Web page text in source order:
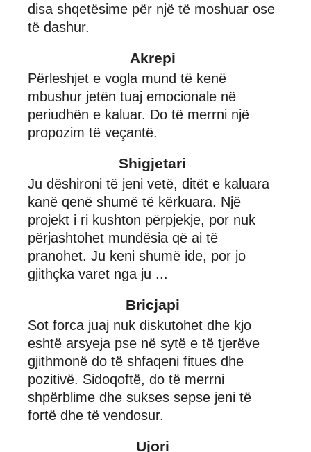
disa shqetësime për një të moshuar ose
të dashur.
Akrepi
Përleshjet e vogla mund të kenë
mbushur jetën tuaj emocionale në
periudhën e kaluar. Do të merrni një
propozim të veçantë.
Shigjetari
Ju dëshironi të jeni vetë, ditët e kaluara
kanë qenë shumë të kërkuara. Një
projekt i ri kushton përpjekje, por nuk
përjashtohet mundësia që ai të
pranohet. Ju keni shumë ide, por jo
gjithçka varet nga ju ...
Bricjapi
Sot forca juaj nuk diskutohet dhe kjo
eshtë arsyeja pse në sytë e të tjerëve
gjithmonë do të shfaqeni fitues dhe
pozitivë. Sidoqoftë, do të merrni
shpërblime dhe sukses sepse jeni të
fortë dhe të vendosur.
Ujori